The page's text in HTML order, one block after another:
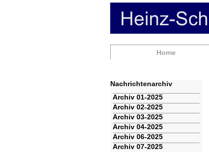
Navigation
Home
Nachrichtenarchiv
Navigation
überspringen
Archiv 01-2025
Archiv 02-2025
Archiv 03-2025
Archiv 04-2025
Archiv 06-2025
Archiv 07-2025